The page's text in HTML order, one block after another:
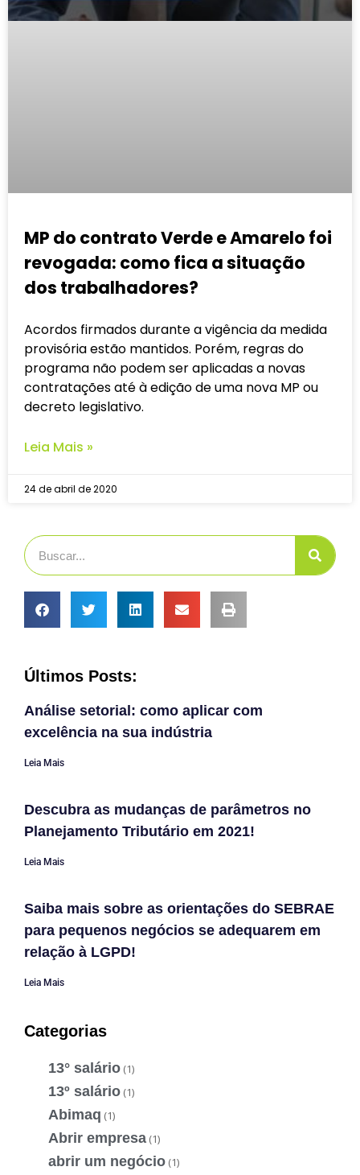
MP do contrato Verde e Amarelo foi
revogada: como fica a situação
dos trabalhadores?
Acordos firmados durante a vigência da medida
provisória estão mantidos. Porém, regras do
programa não podem ser aplicadas a novas
contratações até à edição de uma nova MP ou
decreto legislativo.
Leia Mais »
24 de abril de 2020
Últimos Posts:
Análise setorial: como aplicar com
excelência na sua indústria
Leia Mais
Descubra as mudanças de parâmetros no
Planejamento Tributário em 2021!
Leia Mais
Saiba mais sobre as orientações do SEBRAE
para pequenos negócios se adequarem em
relação à LGPD!
Leia Mais
Categorias
13° salário (1)
13º salário (1)
Abimaq (1)
Abrir empresa (1)
abrir um negócio (1)